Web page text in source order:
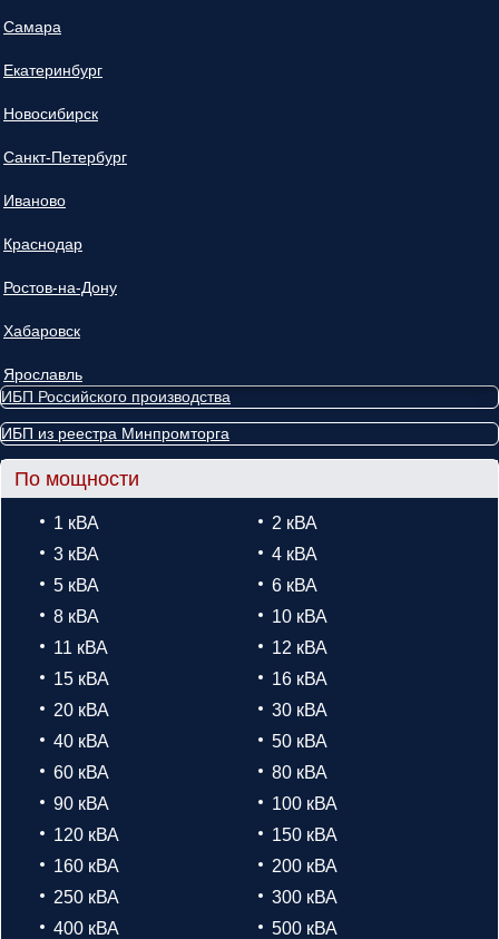
Самара
Екатеринбург
Новосибирск
Санкт-Петербург
Иваново
Краснодар
Ростов-на-Дону
Хабаровск
Ярославль
ИБП Российского производства
ИБП из реестра Минпромторга
По мощности
1 кВА
2 кВА
3 кВА
4 кВА
5 кВА
6 кВА
8 кВА
10 кВА
11 кВА
12 кВА
15 кВА
16 кВА
20 кВА
30 кВА
40 кВА
50 кВА
60 кВА
80 кВА
90 кВА
100 кВА
120 кВА
150 кВА
160 кВА
200 кВА
250 кВА
300 кВА
400 кВА
500 кВА